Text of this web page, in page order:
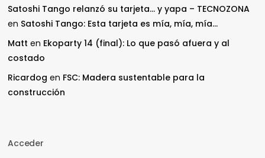
Satoshi Tango relanzó su tarjeta… y yapa – TECNOZONA
en Satoshi Tango: Esta tarjeta es mía, mía, mía…
Matt en Ekoparty 14 (final): Lo que pasó afuera y al
costado
Ricardog en FSC: Madera sustentable para la
construcción
Acceder